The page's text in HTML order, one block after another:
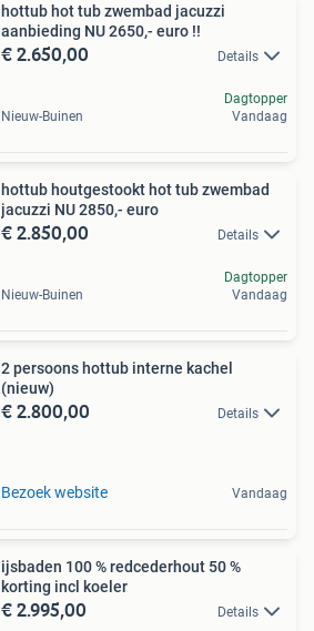
hottub hot tub zwembad jacuzzi
aanbieding NU 2650,- euro !!
€ 2.650,00 Details
Nieuw-Buinen
Dagtopper
Vandaag
hottub houtgestookt hot tub zwembad
jacuzzi NU 2850,- euro
€ 2.850,00 Details
Nieuw-Buinen
Dagtopper
Vandaag
2 persoons hottub interne kachel
(nieuw)
€ 2.800,00 Details
Bezoek website Vandaag
ijsbaden 100 % redcederhout 50 %
korting incl koeler
€ 2.995,00 Details